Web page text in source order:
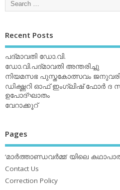
Recent Posts
പദ്മാവതി ഡോ.വി.
ഡോ.വി.പദ്മാവതി അന്തരിച്ചു
നിയമസഭ പുസ്തകോത്സവം
ഡിക്ഷ്ണറി ഓഫ് ഇംഗ്ലിഷ് ഫോര്‍ ദ
ഉപോദ്ഘാതം
വേറാക്കൂറ്
Pages
‘മാര്‍ത്താണ്ഡവര്‍മ്മ’ യിലെ
Contact Us
Correction Policy